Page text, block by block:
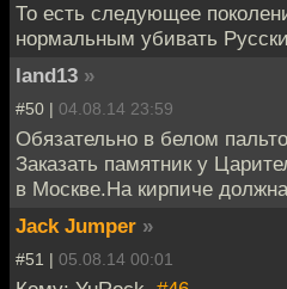
То есть следующее
нормальным убивать
land13 »
#50 | 04.08.14 23:59
Обязательно в белом
Заказать памятник у
в Москве.На кирпиче
Jack Jumper »
#51 | 05.08.14 00:01